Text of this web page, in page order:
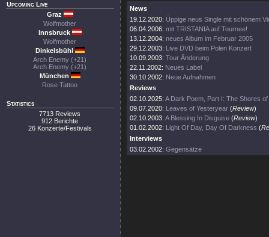
Upcoming Live
Graz
Wolfmother
Innsbruck
Wolfmother
Dinkelsbühl
Arch Enemy (+21)
Arch Enemy (+21)
München
Rose Tattoo
Statistics
7713 Reviews
912 Berichte
26 Konzerte/Festivals
News
19.12.2020: Üppige neus Single mit schönem
06.04.2006: mit TRISTANIA auf Tournee!
13.12.2004: neues Album im Februar 2005
29.12.2003: Live DVD beim Polen Konzert
10.09.2003: Tour Änderung
22.11.2002: Neues Label
30.10.2002: Neue Aufnahmen
Reviews
02.10.2025: A Dark Poem, Part I: The Shores
09.07.2020: Leaves of Yesteryear (Review)
02.10.2003: A Blessing In Disguise (Review)
01.02.2002: Light Of Day, Day Of Darkness (
Interviews
03.02.2002: Gegensätze